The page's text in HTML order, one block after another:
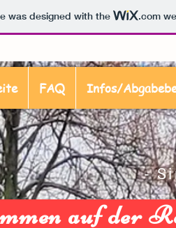
was designed with the .com
FAQ Infos/
-
auf der